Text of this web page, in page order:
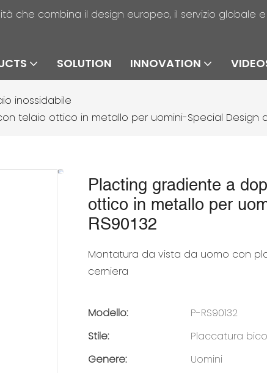
che combina il design europeo, il servizio globale
SOLUTION INNOVATION
inossidabile
telaio ottico in metallo per uomini-Special Design
Placting gradiente a
ottico in metallo per
RS90132
Montatura da vista da uomo con
cerniera
Modello:
P-RS90132
Stile:
Placcatura
Genere:
Uomini